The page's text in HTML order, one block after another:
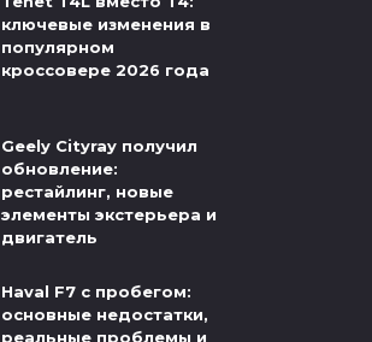
ключевые изменения в
популярном
кроссовере 2026 года
Geely Cityray получил
обновление:
рестайлинг, новые
элементы экстерьера и
двигатель
Haval F7 с пробегом:
основные недостатки,
реальные проблемы и